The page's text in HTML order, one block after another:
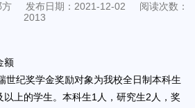
方 发布日期：2021-12-02
阅读次数：
2013
额
纪奖学金奖励对象为我校全日制本科生
上的学生。本科生1人，研究生2人，奖